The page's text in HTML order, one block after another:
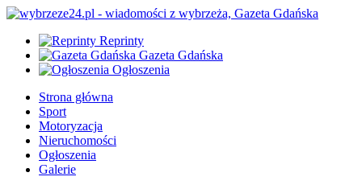
Reprinty
Gazeta Gdańska
Ogłoszenia
Strona główna
Sport
Motoryzacja
Nieruchomości
Ogłoszenia
Galerie